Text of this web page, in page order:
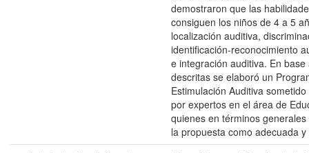
demostraron que las
consiguen los niños de 4 a 5
localización auditiva,
identificación-reconocimiento
e integración auditiva. En
descritas se elaboró un
Estimulación Auditiva
por expertos en el área de
quienes en términos
la propuesta como adecuada